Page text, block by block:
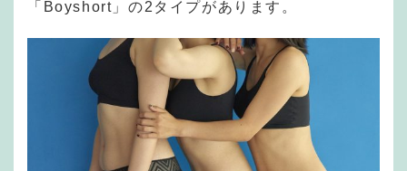
「Boyshort」の2タイプがあります。